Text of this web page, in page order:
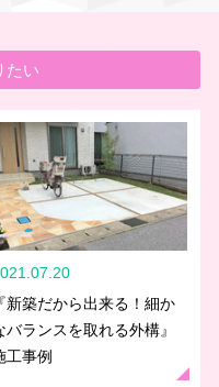
たい
『新築だから出来る！細か
バランスを取れる外構』
工事例